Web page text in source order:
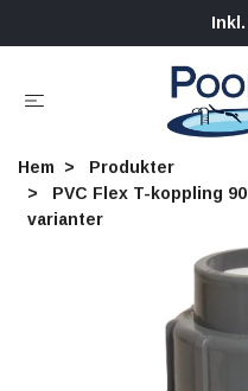
Hem
Produkter
PVC Flex T-koppling
varianter